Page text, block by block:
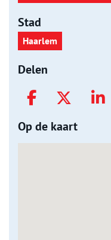
Stad
Haarlem
Delen
Op de kaart